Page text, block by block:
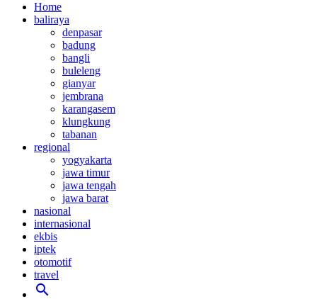
Home
baliraya
denpasar
badung
bangli
buleleng
gianyar
jembrana
karangasem
klungkung
tabanan
regional
yogyakarta
jawa timur
jawa tengah
jawa barat
nasional
internasional
ekbis
iptek
otomotif
travel
search